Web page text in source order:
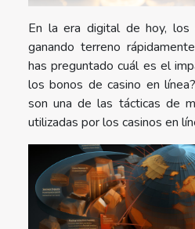
En la era digital de hoy, los
ganando terreno
has preguntado cuál es el
los bonos de casino en
son una de las tácticas de
utilizadas por los casinos en